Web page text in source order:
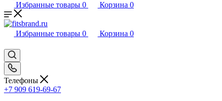
Избранные товары 0 Корзина 0
Избранные товары 0 Корзина 0
Телефоны
+7 909 619-69-67